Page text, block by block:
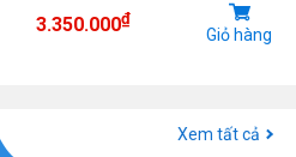
3.350.000₫
Giỏ hàng
Xem tất cả